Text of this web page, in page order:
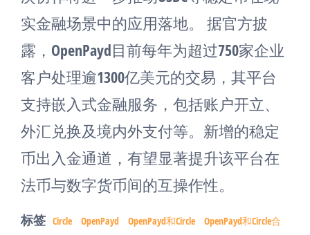
实金融场景中的应用落地。 据官方披
露，OpenPayd目前每年为超过750家企业
客户处理逾1300亿美元的交易，其平台
支持嵌入式金融服务，包括账户开立、
外汇兑换及境内外支付等。新增的稳定
币出入金通道，有望显著提升该平台在
法币与数字货币间的互操作性。
标签 Circle OpenPayd OpenPayd和Circle OpenPayd和Circle合